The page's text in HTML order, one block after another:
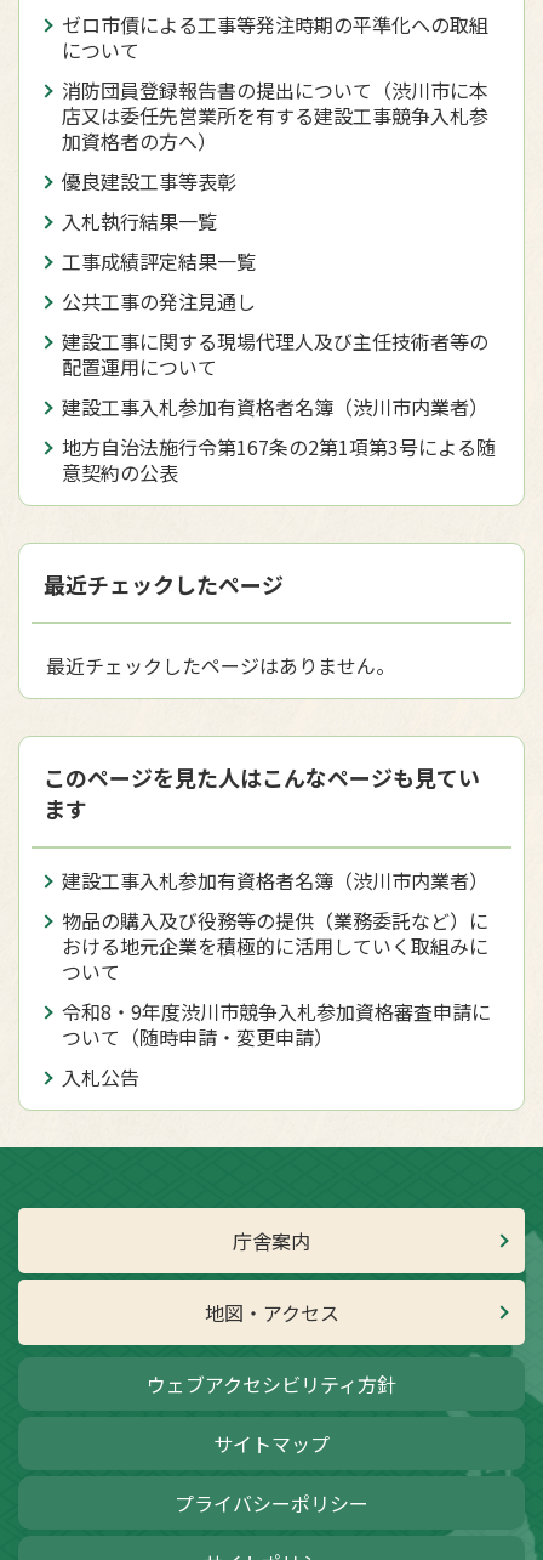
ゼロ市債による工事等発注時期の平準化への取組
について
消防団員登録報告書の提出について（渋川市に本
店又は委任先営業所を有する建設工事競争入札参
加資格者の方へ）
優良建設工事等表彰
入札執行結果一覧
工事成績評定結果一覧
公共工事の発注見通し
建設工事に関する現場代理人及び主任技術者等の
配置運用について
建設工事入札参加有資格者名簿（渋川市内業者）
地方自治法施行令第167条の2第1項第3号による随
意契約の公表
最近チェックしたページ
最近チェックしたページはありません。
このページを見た人はこんなページも見てい
ます
建設工事入札参加有資格者名簿（渋川市内業者）
物品の購入及び役務等の提供（業務委託など）に
おける地元企業を積極的に活用していく取組みに
ついて
令和8・9年度渋川市競争入札参加資格審査申請に
ついて（随時申請・変更申請）
入札公告
庁舎案内
地図・アクセス
ウェブアクセシビリティ方針
サイトマップ
プライバシーポリシー